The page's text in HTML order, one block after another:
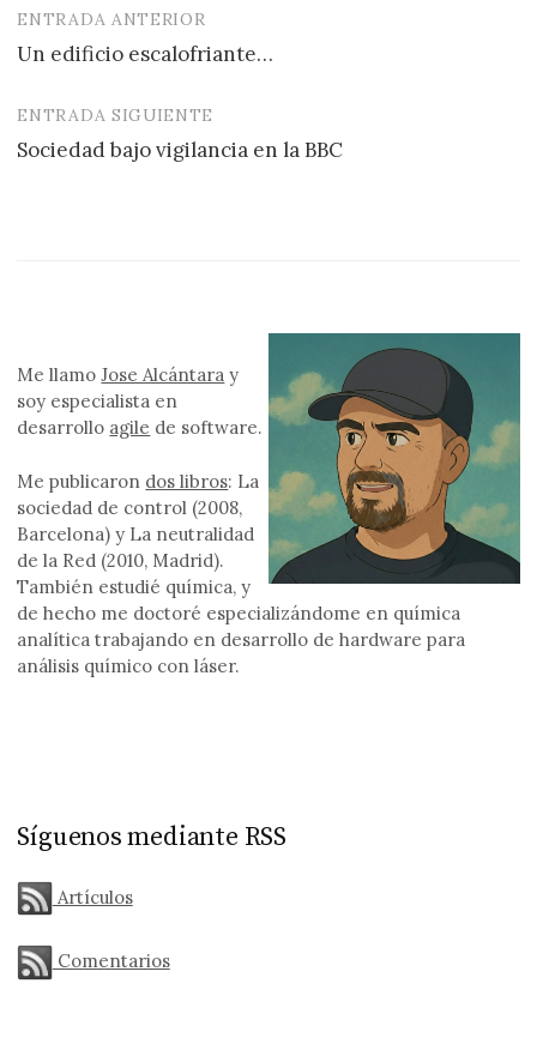
Navegación
de
entradas
ENTRADA ANTERIOR
Un edificio escalofriante…
ENTRADA SIGUIENTE
Sociedad bajo vigilancia en la BBC
Me llamoJose Alcántara y
soy especialista en
desarrollo agile de software.
Me publicaron dos libros: La
sociedad de control (2008,
Barcelona) y La neutralidad
de la Red (2010, Madrid).
También estudié química, y
de hecho me doctoré especializándome en química
analítica trabajando en desarrollo de hardware para
análisis químico con láser.
Síguenos mediante RSS
Artículos
Comentarios